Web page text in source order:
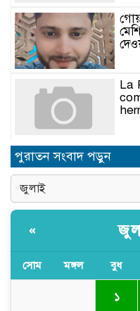
La
পুরাতন সংবাদ পড়ুন
«
সোম মঙ্গল বুধ
১